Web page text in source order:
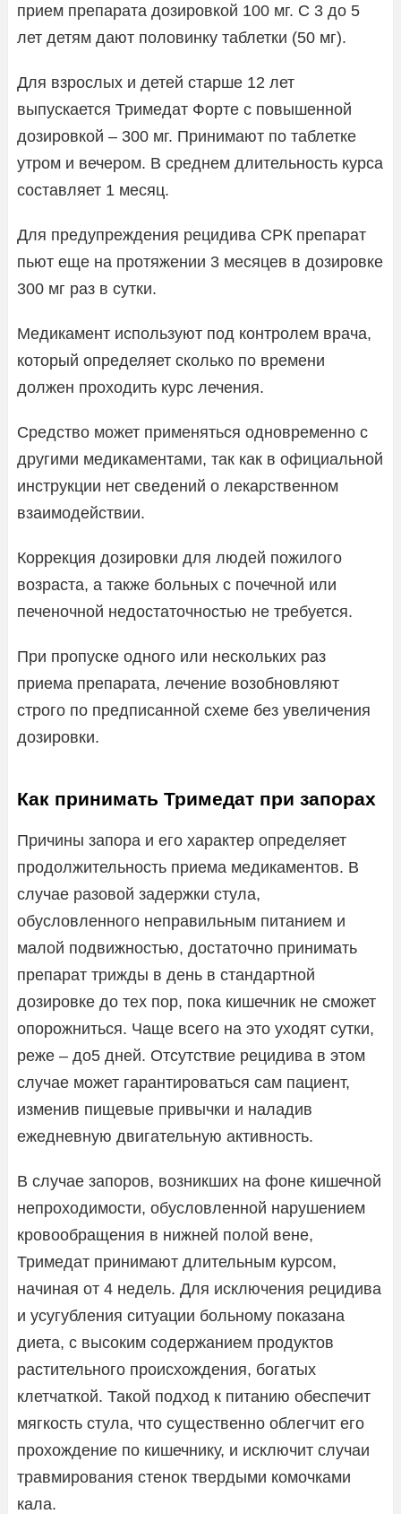
прием препарата дозировкой 100 мг. С 3 до 5
лет детям дают половинку таблетки (50 мг).
Для взрослых и детей старше 12 лет
выпускается Тримедат Форте с повышенной
дозировкой – 300 мг. Принимают по таблетке
утром и вечером. В среднем длительность курса
составляет 1 месяц.
Для предупреждения рецидива СРК препарат
пьют еще на протяжении 3 месяцев в дозировке
300 мг раз в сутки.
Медикамент используют под контролем врача,
который определяет сколько по времени
должен проходить курс лечения.
Средство может применяться одновременно с
другими медикаментами, так как в официальной
инструкции нет сведений о лекарственном
взаимодействии.
Коррекция дозировки для людей пожилого
возраста, а также больных с почечной или
печеночной недостаточностью не требуется.
При пропуске одного или нескольких раз
приема препарата, лечение возобновляют
строго по предписанной схеме без увеличения
дозировки.
Как принимать Тримедат при запорах
Причины запора и его характер определяет
продолжительность приема медикаментов. В
случае разовой задержки стула,
обусловленного неправильным питанием и
малой подвижностью, достаточно принимать
препарат трижды в день в стандартной
дозировке до тех пор, пока кишечник не сможет
опорожниться. Чаще всего на это уходят сутки,
реже – до5 дней. Отсутствие рецидива в этом
случае может гарантироваться сам пациент,
изменив пищевые привычки и наладив
ежедневную двигательную активность.
В случае запоров, возникших на фоне кишечной
непроходимости, обусловленной нарушением
кровообращения в нижней полой вене,
Тримедат принимают длительным курсом,
начиная от 4 недель. Для исключения рецидива
и усугубления ситуации больному показана
диета, с высоким содержанием продуктов
растительного происхождения, богатых
клетчаткой. Такой подход к питанию обеспечит
мягкость стула, что существенно облегчит его
прохождение по кишечнику, и исключит случаи
травмирования стенок твердыми комочками
кала.